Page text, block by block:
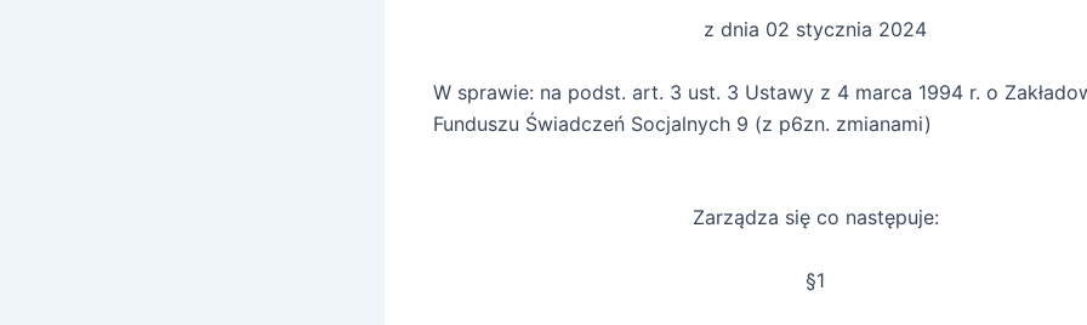
z dnia 02 stycznia 2024
W sprawie: na podst. art. 3 ust. 3 Ustawy z 4 marca 1994 r. o
Funduszu Świadczeń Socjalnych 9 (z p6zn. zmianami)
Zarządza się co następuje:
§1